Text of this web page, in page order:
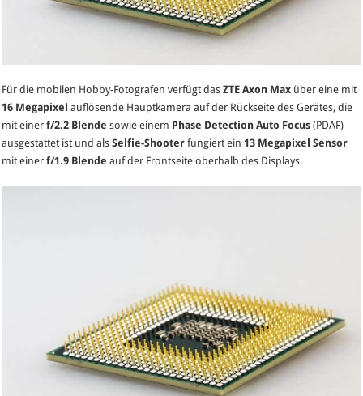
Für die mobilen Hobby-Fotografen verfügt dasZTE Axon Max über eine mit
16 Megapixel auflösende Hauptkamera auf der Rückseite des Gerätes, die
mit einerf/2.2 Blendesowie einem Phase Detection Auto Focus (PDAF)
ausgestattet ist und alsSelfie-Shooter fungiert ein13 Megapixel Sensor
mit einerf/1.9 Blende auf der Frontseite oberhalb des Displays.